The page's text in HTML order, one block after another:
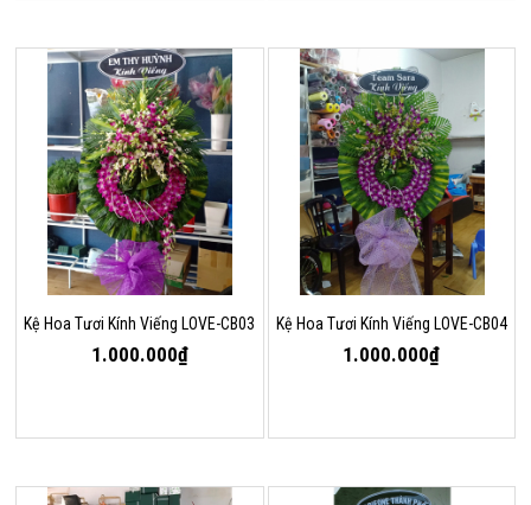
Kệ Hoa Tươi Kính Viếng LOVE-CB03
1.000.000₫
Kệ Hoa Tươi Kính Viếng LOVE-CB04
1.000.000₫